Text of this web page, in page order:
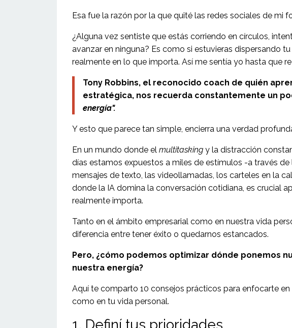
Esa fue la razón por la que quité las redes sociales de mi
¿Alguna vez sentiste que estás corriendo en círculos,
avanzar en ninguna? Es como si estuvieras dispersando
realmente en lo que importa. Así me sentía yo hasta que
Tony Robbins, el reconocido coach de quién
estratégica, nos recuerda constantemente un
energía".
Y esto que parece tan simple, encierra una verdad
En un mundo donde el multitasking y la distracción
días estamos expuestos a miles de estímulos -a través de
mensajes de texto, las videollamadas, los carteles en la
donde la IA domina la conversación cotidiana, es crucial
realmente importa.
Tanto en el ámbito empresarial como en nuestra vida
diferencia entre tener éxito o quedarnos estancados.
Pero, ¿cómo podemos optimizar dónde ponemos
nuestra energía?
Aquí te comparto 10 consejos prácticos para enfocarte
como en tu vida personal.
1. Definí tus prioridades